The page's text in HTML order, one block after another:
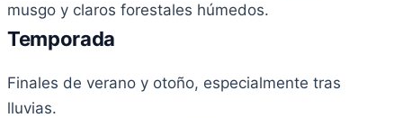
musgo y claros forestales húmedos.
Temporada
Finales de verano y otoño, especialmente tras
lluvias.